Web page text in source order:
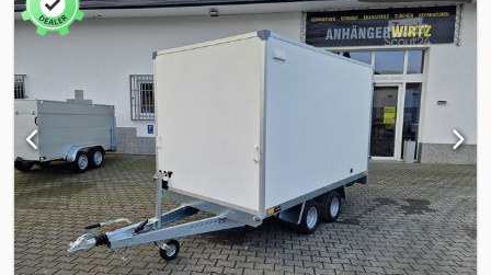
termékeiből! Több mint 850 új utánfutó raktáron. Több mint 130
használt utánfutó állandóan kínálatban. Nem kötelező érvényű
példa: Aerodinamikus, üvegszálas kompozit szendvicsfelépítésű
dobozos utánfutó, azonnal átvehető. Dobozos utánfutó Kargo
FS2740/180HL, 405x200x180 cm, 2700 kg, tandem alvázas, extra
alacsony, V-alakú vonószerkezettel, fékezett, gumirugós
tengelyekkel, kerékrúgós lengéscsökkentőkkel, 100 km/h
sebességre alkalmas, robusztus, zárt szendvicsfelépítésű, fehér
színű, aerodinamikus előlappal, fehér üvegszálas díszléc, dupla
szárnyas ajtó rozsdamentes acél forgattyús zárral, 6 rögzítőpont a
rakterületen, belső rögzítősín, támasztókerék, hátsó támasztékok...
Értékesítés telefonos megrendelésekkel nyitvatartási időnkben,